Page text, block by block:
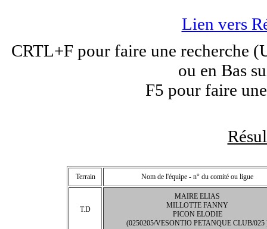
Lien vers
CRTL+F pour faire une recherche
ou en Bas
F5 pour faire
Terrain Nom de l'équipe - n° du comité ou ligue
T.D
MAIRE ELIAS
MILLOTTE FANNY
PICON ELODIE
(0250205/VESONTIO PETANQUE CLUB/025